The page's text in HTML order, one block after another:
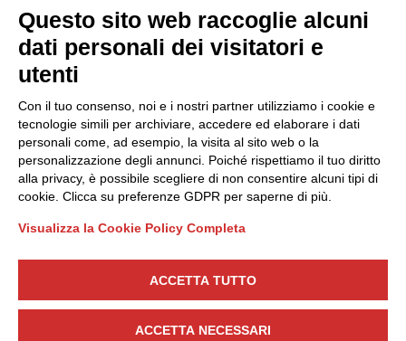
Cookie Policy
Scopri il Polo
Partner
Finanziamenti e bandi
Internazionalizzazione
News & Eventi
Privacy
Seguici
CONTATTACI
Questo sito web raccoglie alcuni
dati personali dei visitatori e
utenti
Con il tuo consenso, noi e i nostri partner utilizziamo i cookie e
tecnologie simili per archiviare, accedere ed elaborare i dati
personali come, ad esempio, la visita al sito web o la
personalizzazione degli annunci. Poiché rispettiamo il tuo diritto
alla privacy, è possibile scegliere di non consentire alcuni tipi di
cookie. Clicca su preferenze GDPR per saperne di più.
Visualizza la Cookie Policy Completa
ACCETTA TUTTO
ACCETTA NECESSARI